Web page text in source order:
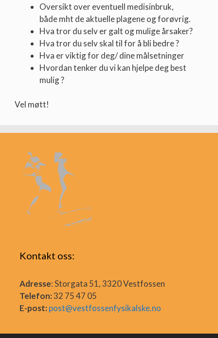
Oversikt over eventuell medisinbruk,
både mht de aktuelle plagene og forøvrig.
Hva tror du selv er galt og mulige årsaker?
Hva tror du selv skal til for å bli bedre ?
Hva er viktig for deg/ dine målsetninger
Hvordan tenker du vi kan hjelpe deg best
mulig ?
Vel møtt!
Kontakt oss:
Adresse: Storgata 51, 3320 Vestfossen
Telefon:32 75 47 05
E-post: post@vestfossenfysikalske.no